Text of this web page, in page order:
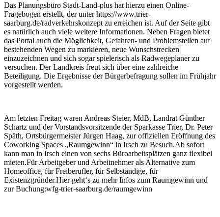
Das Planungsbüro Stadt-Land-plus hat hierzu einen Online-
Fragebogen erstellt, der unter https://www.trier-
saarburg.de/radverkehrskonzept zu erreichen ist. Auf der Seite gibt
es natürlich auch viele weitere Informationen. Neben Fragen bietet
das Portal auch die Möglichkeit, Gefahren- und Problemstellen auf
bestehenden Wegen zu markieren, neue Wunschstrecken
einzuzeichnen und sich sogar spielerisch als Radwegeplaner zu
versuchen. Der Landkreis freut sich über eine zahlreiche
Beteiligung. Die Ergebnisse der Bürgerbefragung sollen im Frühjahr
vorgestellt werden.
Am letzten Freitag waren Andreas Steier, MdB, Landrat Günther
Schartz und der Vorstandsvorsitzende der Sparkasse Trier, Dr. Peter
Späth, Ortsbürgermeister Jürgen Haag, zur offiziellen Eröffnung des
Coworking Spaces „Raumgewinn“ in Irsch zu Besuch.Ab sofort
kann man in Irsch einen von sechs Büroarbeitsplätzen ganz flexibel
mieten.Für Arbeitgeber und Arbeitnehmer als Alternative zum
Homeoffice, für Freiberufler, für Selbständige, für
Existenzgründer.Hier geht‘s zu mehr Infos zum Raumgewinn und
zur Buchung:wfg-trier-saarburg.de/raumgewinn